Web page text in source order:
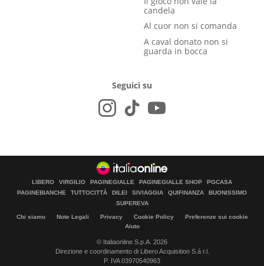
candela
Al cuor non si comanda
A caval donato non si
guarda in bocca
Seguici su
LIBERO VIRGILIO PAGINEGIALLE PAGINEGIALLE SHOP
PGCASA
PAGINEBIANCHE
TUTTOCITTÀ DILEI SIVIAGGIA QUIFINANZA
BUONISSIMO
SUPEREVA
Chi siamo Note Legali Privacy Cookie Policy
Preferenze sui cookie
Aiuto
© Italiaonline S.p.A. 2026
Direzione e coordinamento di Libero Acquisition S.á r.l.
P. IVA 03970540963